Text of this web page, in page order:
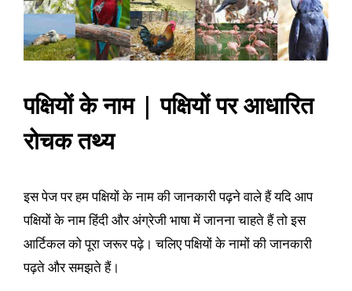
पक्षियों के नाम | पक्षियों पर आधारित
रोचक तथ्य
इस पेज पर हम पक्षियों के नाम की जानकारी पढ़ने वाले हैं यदि आप
पक्षियों के नाम हिंदी और अंग्रेजी भाषा में जानना चाहते हैं तो इस
आर्टिकल को पूरा जरूर पढ़े। चलिए पक्षियों के नामों की जानकारी
पढ़ते और समझते हैं।